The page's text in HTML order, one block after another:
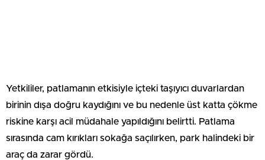
Yetkililer, patlamanın etkisiyle içteki taşıyıcı duvarlardan
birinin dışa doğru kaydığını ve bu nedenle üst katta çökme
riskine karşı acil müdahale yapıldığını belirtti. Patlama
sırasında cam kırıkları sokağa saçılırken, park halindeki bir
araç da zarar gördü.